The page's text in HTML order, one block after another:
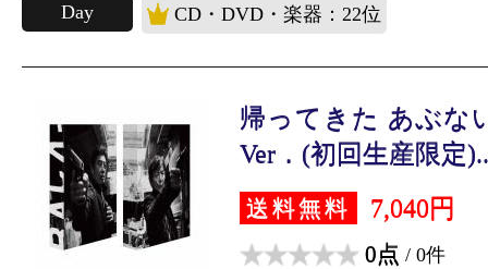
Day CD・DVD・楽器：22位
帰ってきた あぶな
Ver．(初回生産限定
送料無料 7,040円
0点 / 0件